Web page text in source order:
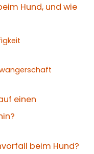
Hund, und wie
einen
beim Hund?